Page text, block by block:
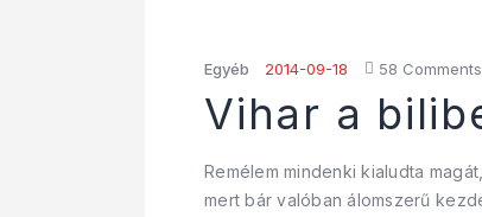
Egyéb 2014-09-18 58 Comments
Vihar a
Remélem mindenki kialudta
mert bár valóban álomszerű